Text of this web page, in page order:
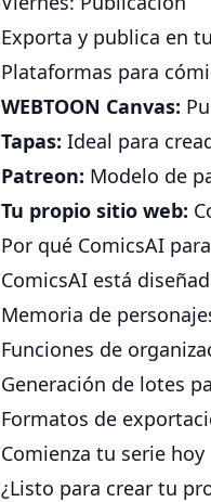
Exporta y publica en
Plataformas para
WEBTOON Canvas:
Tapas: Ideal para
Patreon: Modelo de
Tu propio sitio web:
Por qué ComicsAI
ComicsAI está
Memoria de
Funciones de
Generación de lotes
Formatos de
Comienza tu serie hoy
¿Listo para crear tu